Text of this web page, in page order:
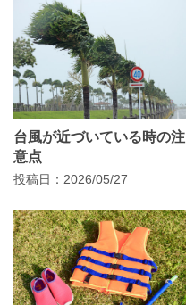
台風が近づいている時の注
意点
投稿日：2026/05/27